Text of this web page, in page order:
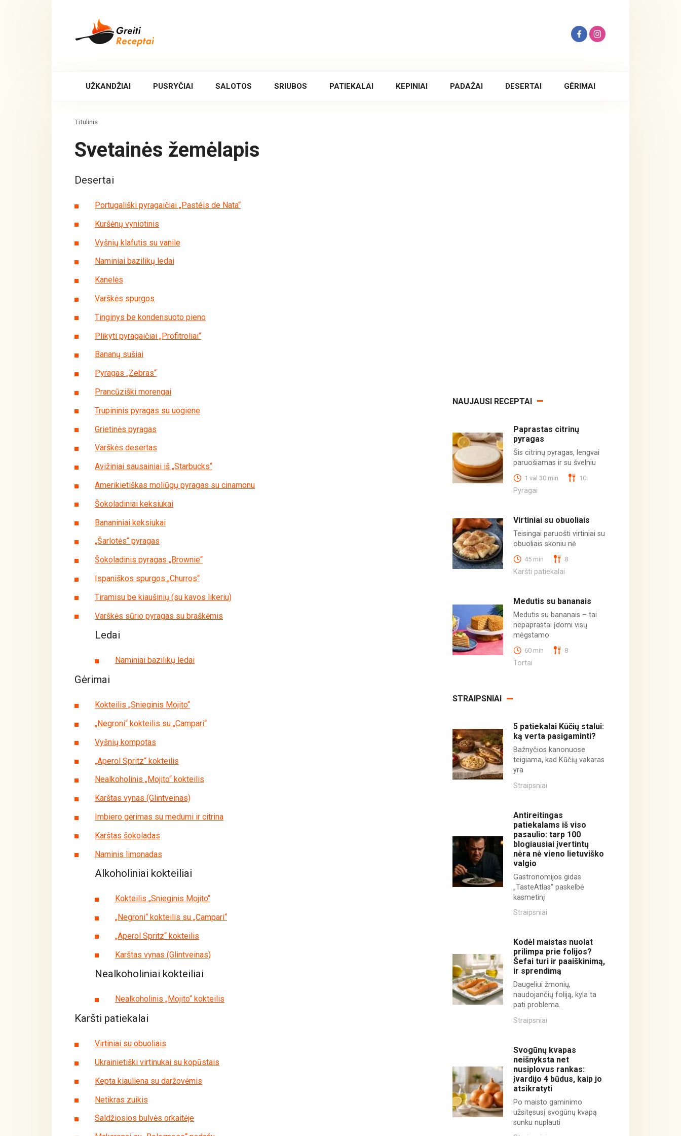
UŽKANDŽIAI PUSRYČIAI SALOTOS SRIUBOS PATIEKALAI KEPINIAI PADAŽAI DESERTAI GĖRIMAI
Titulinis
Svetainės žemėlapis
Desertai
Portugališki pyragaičiai „Pastéis de Nata“
Kuršėnų vyniotinis
Vyšnių klafutis su vanile
Naminiai bazilikų ledai
Kanelės
Varškės spurgos
Tinginys be kondensuoto pieno
Plikyti pyragaičiai „Profitroliai“
Bananų sušiai
Pyragas „Zebras“
Prancūziški morengai
Trupininis pyragas su uogiene
Grietinės pyragas
Varškės desertas
Avižiniai sausainiai iš „Starbucks“
Amerikietiškas moliūgų pyragas su cinamonu
Šokoladiniai keksiukai
Bananiniai keksiukai
„Šarlotės“ pyragas
Šokoladinis pyragas „Brownie“
Ispaniškos spurgos „Churros“
Tiramisu be kiaušinių (su kavos likeriu)
Varškės sūrio pyragas su braškėmis
Ledai
Naminiai bazilikų ledai
Gėrimai
Kokteilis „Snieginis Mojito“
„Negroni“ kokteilis su „Campari“
Vyšnių kompotas
„Aperol Spritz“ kokteilis
Nealkoholinis „Mojito“ kokteilis
Karštas vynas (Glintveinas)
Imbiero gėrimas su medumi ir citrina
Karštas šokoladas
Naminis limonadas
Alkoholiniai kokteiliai
Kokteilis „Snieginis Mojito“
„Negroni“ kokteilis su „Campari“
„Aperol Spritz“ kokteilis
Karštas vynas (Glintveinas)
Nealkoholiniai kokteiliai
Nealkoholinis „Mojito“ kokteilis
Karšti patiekalai
Virtiniai su obuoliais
Ukrainietiški virtinukai su kopūstais
Kepta kiauliena su daržovėmis
Netikras zuikis
Saldžiosios bulvės orkaitėje
NAUJAUSI RECEPTAI
Paprastas citrinų
pyragas
Šis citrinų pyragas, lengvai
paruošiamas ir su švelniu
1 val 30 min 10
Pyragai
Virtiniai su obuoliais
Teisingai paruošti virtiniai su
obuoliais skoniu nė
45 min 8
Karšti patiekalai
Medutis su bananais
Medutis su bananais – tai
nepaprastai įdomi visų
mėgstamo
60 min 8
Tortai
STRAIPSNIAI
5 patiekalai Kūčių stalui:
ką verta pasigaminti?
Bažnyčios kanonuose
teigiama, kad Kūčių vakaras
yra
Straipsniai
Antireitingas
patiekalams iš viso
pasaulio: tarp 100
blogiausiai įvertintų
nėra nė vieno lietuviško
valgio
Gastronomijos gidas
„TasteAtlas“ paskelbė
kasmetinį
Straipsniai
Kodėl maistas nuolat
prilimpa prie folijos?
Šefai turi ir paaiškinimą,
ir sprendimą
Daugeliui žmonių,
naudojančių foliją, kyla ta
pati problema.
Straipsniai
Svogūnų kvapas
neišnyksta net
nusiplovus rankas:
įvardijo 4 būdus, kaip jo
atsikratyti
Po maisto gaminimo
užsitęsusį svogūnų kvapą
sunku nuplauti